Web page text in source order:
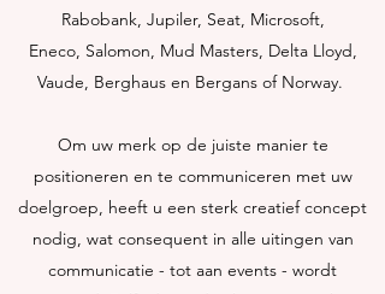
Rabobank, Jupiler, Seat, Microsoft,
Eneco, Salomon, Mud Masters, Delta Lloyd,
Vaude, Berghaus en Bergans of Norway.
Om uw merk op de juiste manier te
positioneren en te communiceren met uw
doelgroep, heeft u een sterk creatief concept
nodig, wat consequent in alle uitingen van
communicatie - tot aan events - wordt